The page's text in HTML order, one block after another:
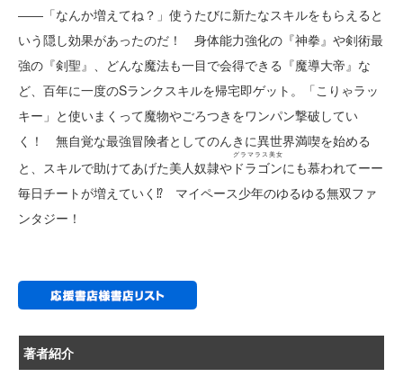
――「なんか増えてね？」使うたびに新たなスキルをもらえると
いう隠し効果があったのだ！ 身体能力強化の『神拳』や剣術最
強の『剣聖』、どんな魔法も一目で会得できる『魔導大帝』な
ど、百年に一度のSランクスキルを帰宅即ゲット。「こりゃラッ
キー」と使いまくって魔物やごろつきをワンパン撃破してい
く！ 無自覚な最強冒険者としてのんきに異世界満喫を始める
と、スキルで助けてあげた美人奴隷や ドラゴン
グラマラス美女
にも慕われてーー
毎日チートが増えていく⁉ マイペース少年のゆるゆる無双ファ
ンタジー！
著者紹介